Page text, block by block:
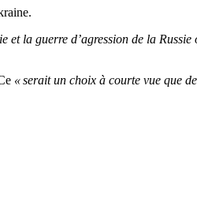
la guerre d’agression de la
« serait un choix à courte vue que